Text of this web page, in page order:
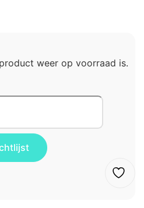
weer op voorraad is.